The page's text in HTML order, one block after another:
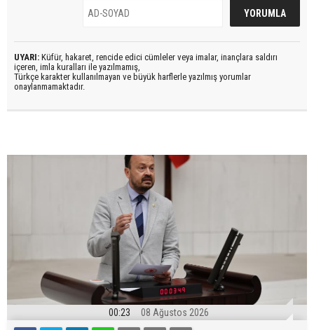
UYARI: Küfür, hakaret, rencide edici cümleler veya imalar, inançlara saldırı
içeren, imla kuralları ile yazılmamış,
Türkçe karakter kullanılmayan ve büyük harflerle yazılmış yorumlar
onaylanmamaktadır.
00:23 08 Ağustos 2026